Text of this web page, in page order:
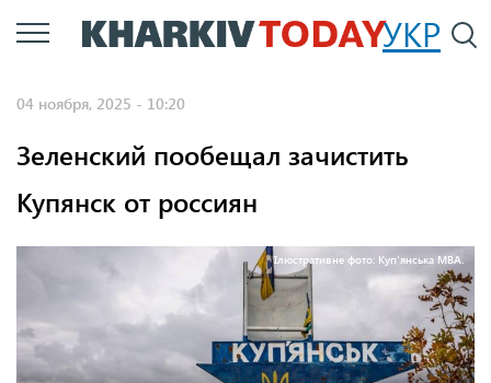
Перейти
к
УКР
04 ноября, 2025 - 10:20
Зеленский пообещал зачистить
Купянск от россиян
Ілюстративне фото: Куп'янська МВА.